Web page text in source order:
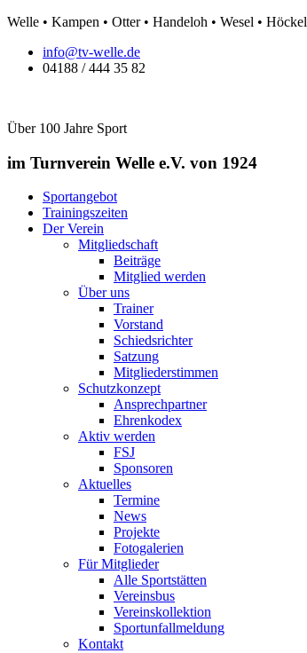
Zum
springen
Welle • Kampen • Otter • Handeloh • Wesel •
info@tv-welle.de
04188 / 444 35 82
Über 100 Jahre Sport
im Turnverein Welle e.V. von 1924
Sportangebot
Trainingszeiten
Der Verein
Mitgliedschaft
Beiträge
Mitglied werden
Über uns
Trainer
Vorstand
Schiedsrichter
Satzung
Mitgliederstimmen
Schutzkonzept
Ansprechpartner
Ehrenkodex
Aktiv werden
FSJ
Sponsoren
Aktuelles
Termine
News
Projekte
Fotogalerien
Für Mitglieder
Alle Sportstätten
Vereinsbus
Vereinskollektion
Sportunfallmeldung
Kontakt